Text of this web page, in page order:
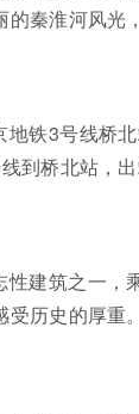
秦淮河风光
铁3号线桥
到桥北站，出
建筑之一，
历史的厚重。